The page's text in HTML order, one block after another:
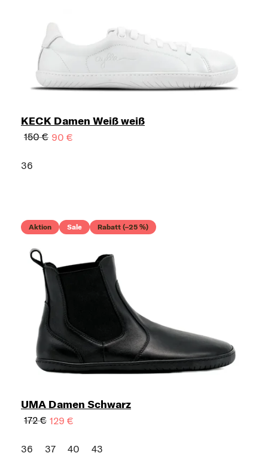
KECK Damen Weiß weiß
150 € 90 €
36
Aktion Sale Rabatt (–25 %)
UMA Damen Schwarz
172 € 129 €
36 37 40 43